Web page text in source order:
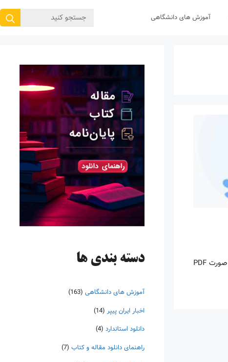
آموزش های دانشگاهی
جستجوی
اینروزها خرید PDF کتاب‎های خارجی بسیار رواج یافته است. با آنکه نسخه‌های ترجمه شده بسیار زیادی از کتاب‌ها چه به صورت چاپی و چه به صورت PDF
دسته‌ بندی ها
آموزش های دانشگاهی (163)
اخبار ایران پیپر (14)
دانلود استاندارد (4)
راهنمای دانلود مقاله و کتاب (7)